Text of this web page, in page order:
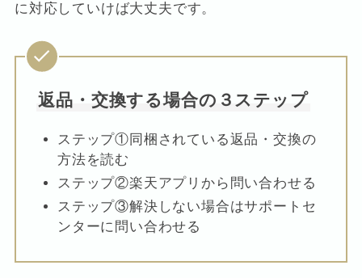
に対応していけば大丈夫です。
返品・交換する場合の３ステップ
ステップ①同梱されている返品・交換の
方法を読む
ステップ②楽天アプリから問い合わせる
ステップ③解決しない場合はサポートセ
ンターに問い合わせる